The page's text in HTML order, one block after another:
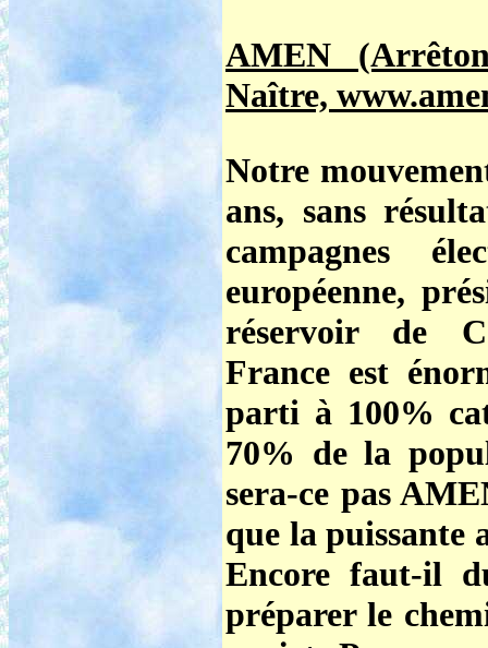
AMEN
Naître,
Notre
ans, sans
campagnes
européenne,
réservoir de
France est
parti à 100%
70% de la
sera-ce pas
que la puissante
Encore faut-il
préparer le